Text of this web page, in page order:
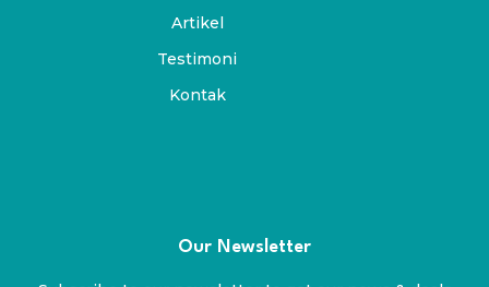
Artikel
Testimoni
Kontak
Our Newsletter